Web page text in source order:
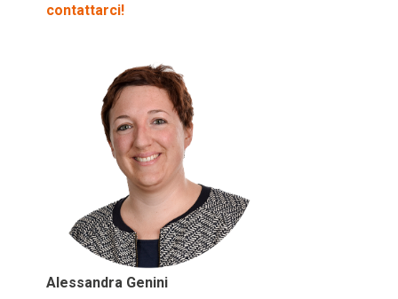
contattarci!
Alessandra Genini